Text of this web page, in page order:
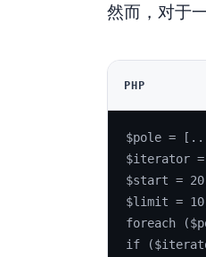
然而，对于
PHP
$pole =
$iterator
$start =
$limit =
foreach
if